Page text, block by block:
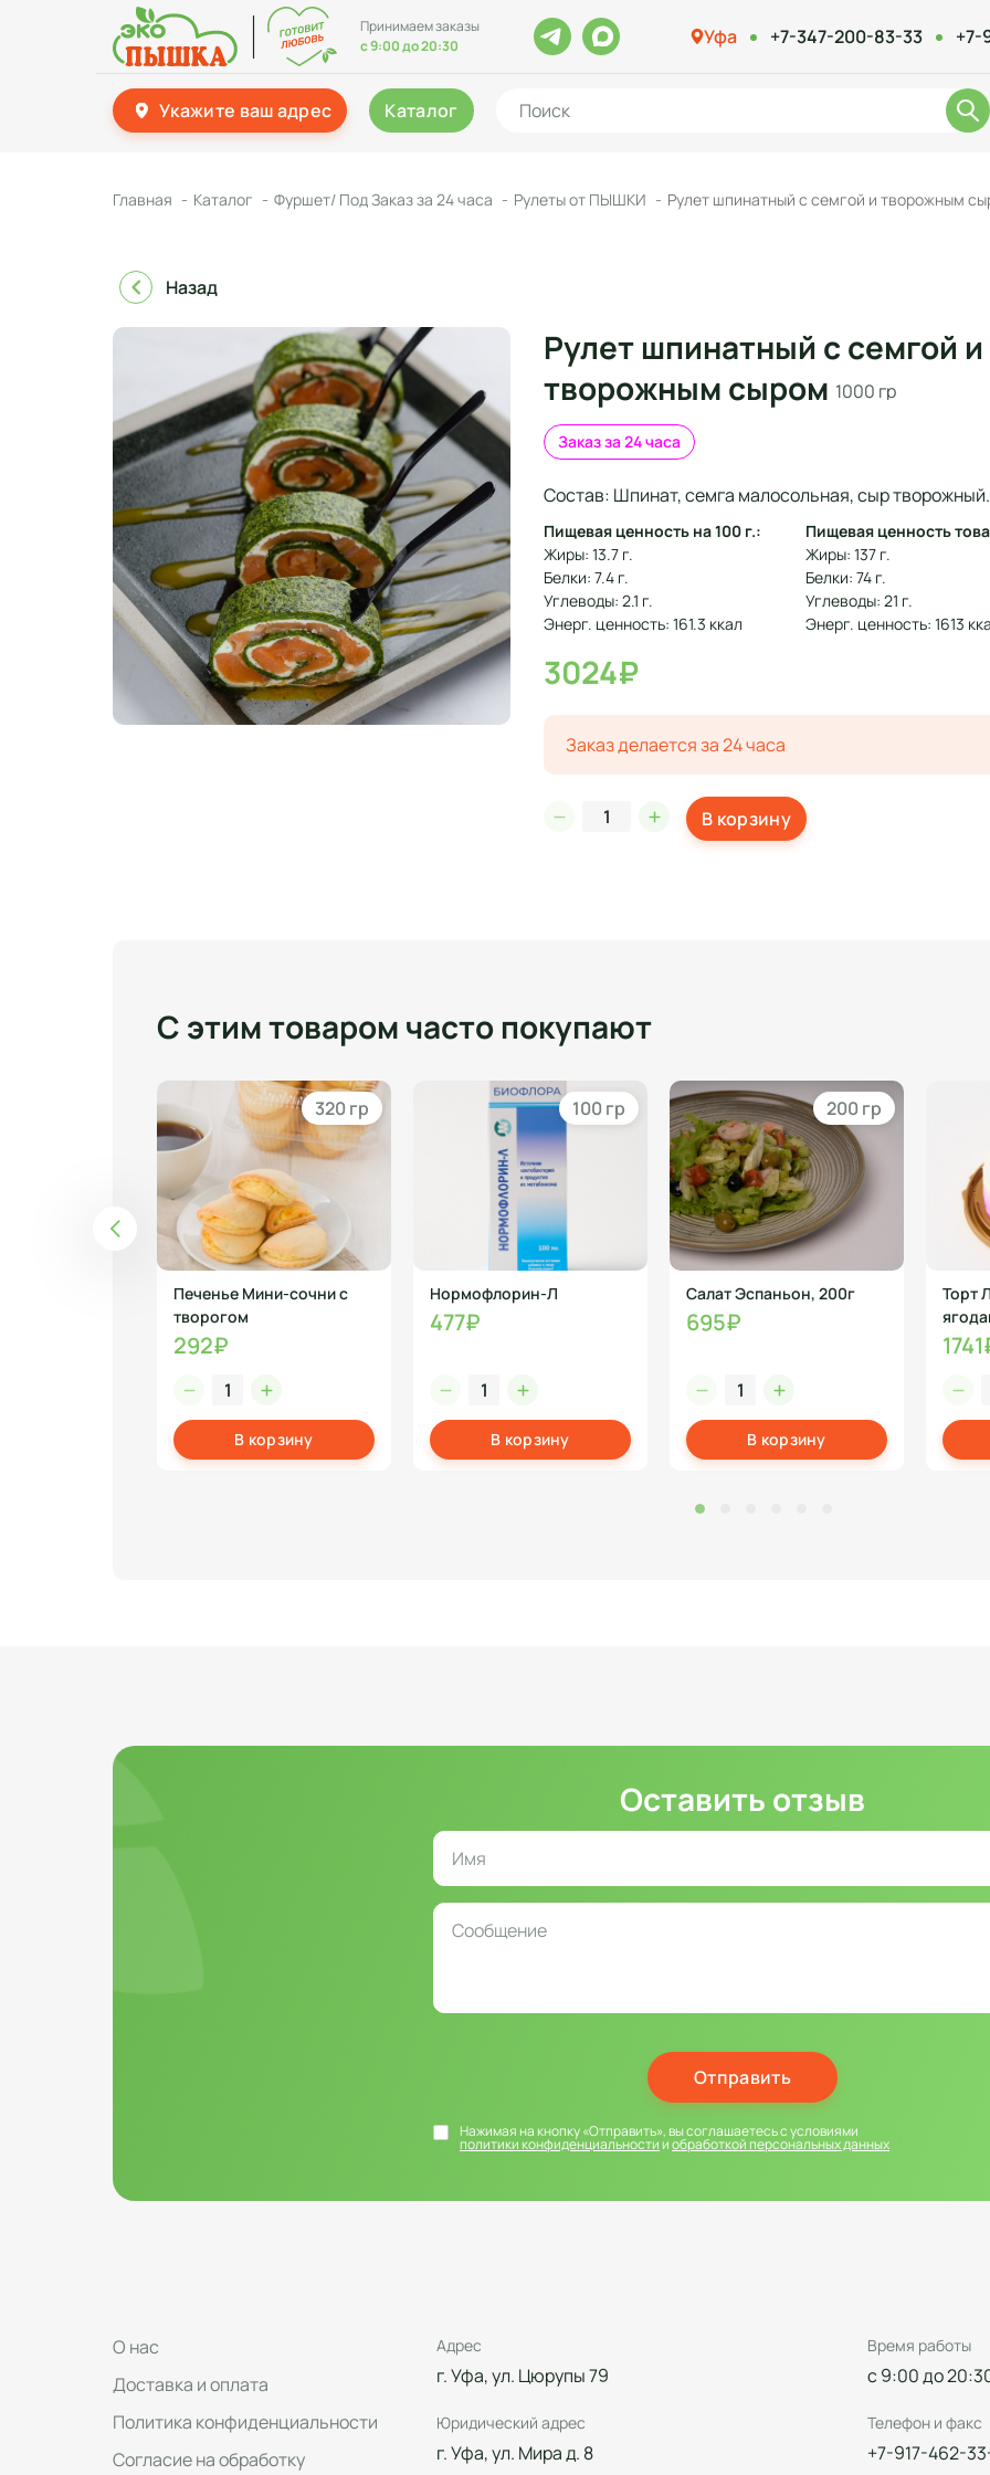
Принимаем заказы
с 9:00 до 20:30
Уфа +7-347-200-83-33 +7-
Укажите ваш адрес Каталог
Главная Каталог Фуршет/ Под Заказ за 24 часа Рулеты от ПЫШКИ Рулет шпинатный с семгой и творожным
Назад
Рулет шпинатный с семгой и
творожным сыром 1000 гр
Заказ за 24 часа
Состав: Шпинат, семга малосольная, сыр творожный.
Пищевая ценность на 100 г.:
Жиры: 13.7 г.
Белки: 7.4 г.
Углеводы: 2.1 г.
Энерг. ценность: 161.3 ккал
Пищевая ценность
Жиры: 137 г.
Белки: 74 г.
Углеводы: 21 г.
Энерг. ценность: 1613
3024₽
Заказ делается за 24 часа
В корзину
С этим товаром часто покупают
320 гр
Печенье Мини-сочни с
творогом
292₽
В корзину
100 гр
Нормофлорин-Л
477₽
В корзину
200 гр
Салат Эспаньон, 200г
695₽
В корзину
Торт
Оставить отзыв
Отправить
Нажимая на кнопку «Отправить», вы соглашаетесь с условиями
политики конфиденциальностииобработкой персональных данных
О нас
Доставка и оплата
Политика конфиденциальности
Согласие на обработку
Адрес
г. Уфа, ул. Цюрупы 79
Юридический адрес
г. Уфа, ул. Мира д. 8
Время работы
с 9:00 до
Телефон и факс
+7-917-462-